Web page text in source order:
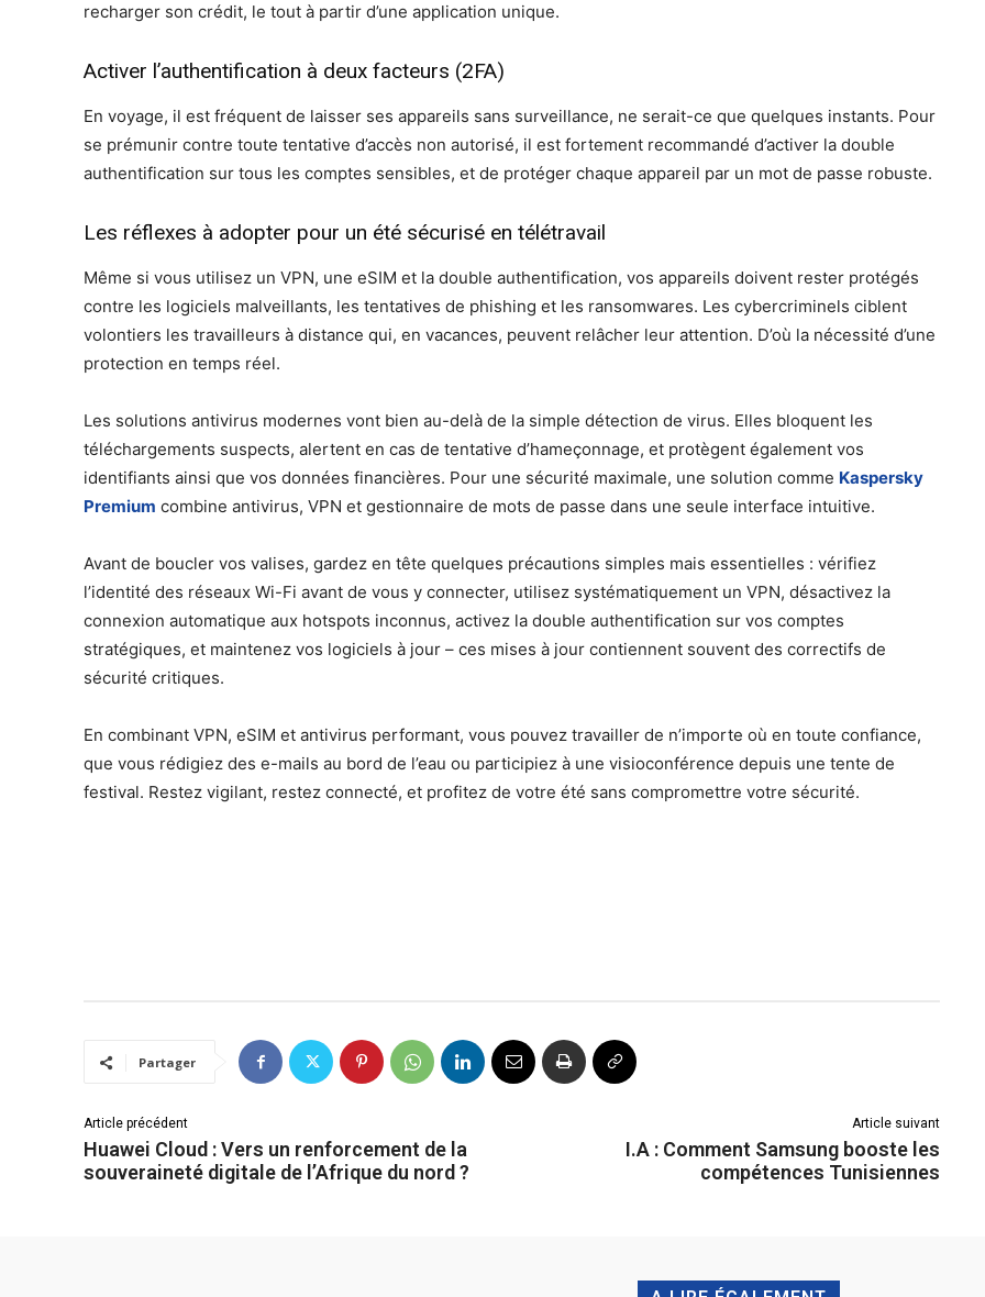
recharger son crédit, le tout à partir d’une application unique.
Activer l’authentification à deux facteurs (2FA)
En voyage, il est fréquent de laisser ses appareils sans surveillance, ne serait-ce que quelques instants. Pour
se prémunir contre toute tentative d’accès non autorisé, il est fortement recommandé d’activer la double
authentification sur tous les comptes sensibles, et de protéger chaque appareil par un mot de passe robuste.
Les réflexes à adopter pour un été sécurisé en télétravail
Même si vous utilisez un VPN, une eSIM et la double authentification, vos appareils doivent rester protégés
contre les logiciels malveillants, les tentatives de phishing et les ransomwares. Les cybercriminels ciblent
volontiers les travailleurs à distance qui, en vacances, peuvent relâcher leur attention. D’où la nécessité d’une
protection en temps réel.
Les solutions antivirus modernes vont bien au-delà de la simple détection de virus. Elles bloquent les
téléchargements suspects, alertent en cas de tentative d’hameçonnage, et protègent également vos
identifiants ainsi que vos données financières. Pour une sécurité maximale, une solution comme Kaspersky
Premium combine antivirus, VPN et gestionnaire de mots de passe dans une seule interface intuitive.
Avant de boucler vos valises, gardez en tête quelques précautions simples mais essentielles : vérifiez
l’identité des réseaux Wi-Fi avant de vous y connecter, utilisez systématiquement un VPN, désactivez la
connexion automatique aux hotspots inconnus, activez la double authentification sur vos comptes
stratégiques, et maintenez vos logiciels à jour – ces mises à jour contiennent souvent des correctifs de
sécurité critiques.
En combinant VPN, eSIM et antivirus performant, vous pouvez travailler de n’importe où en toute confiance,
que vous rédigiez des e-mails au bord de l’eau ou participiez à une visioconférence depuis une tente de
festival. Restez vigilant, restez connecté, et profitez de votre été sans compromettre votre sécurité.
Partager
Article précédent
Huawei Cloud : Vers un renforcement de la
souveraineté digitale de l’Afrique du nord ?
Article suivant
I.A : Comment Samsung booste les
compétences Tunisiennes